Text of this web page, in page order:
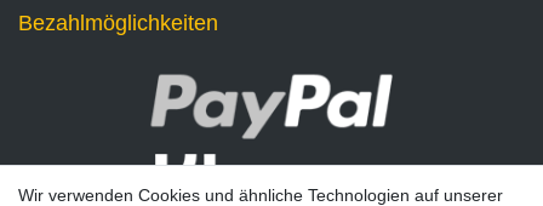
Bezahlmöglichkeiten
Wir verwenden Cookies und ähnliche Technologien auf unserer